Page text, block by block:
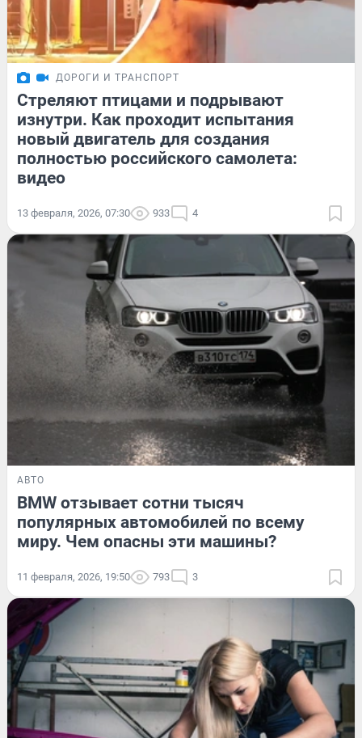
ДОРОГИ И ТРАНСПОРТ
Стреляют птицами и подрывают
изнутри. Как проходит испытания
новый двигатель для создания
полностью российского самолета:
видео
13 февраля, 2026, 07:30 933 4
АВТО
BMW отзывает сотни тысяч
популярных автомобилей по всему
миру. Чем опасны эти машины?
11 февраля, 2026, 19:50 793 3